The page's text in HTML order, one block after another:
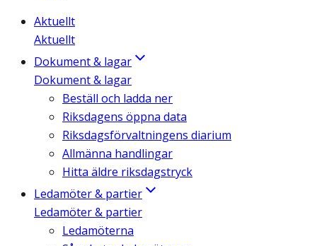
Aktuellt
Aktuellt
Dokument & lagar
Dokument & lagar
Beställ och ladda ner
Riksdagens öppna data
Riksdagsförvaltningens diarium
Allmänna handlingar
Hitta äldre riksdagstryck
Ledamöter & partier
Ledamöter & partier
Ledamöterna